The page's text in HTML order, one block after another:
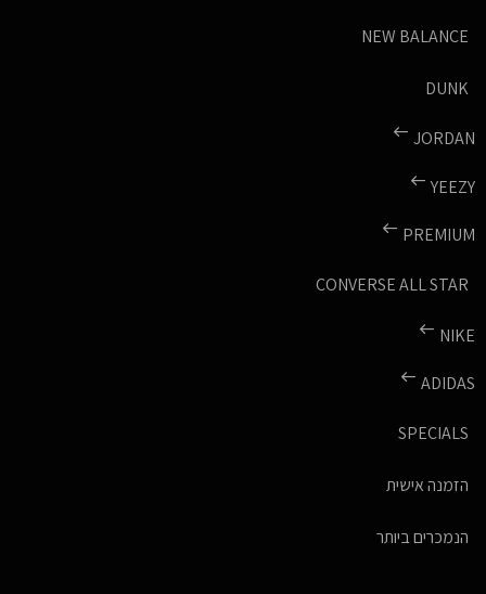
NEW BALANCE
DUNK
JORDAN
YEEZY
PREMIUM
CONVERSE ALL STAR
NIKE
ADIDAS
SPECIALS
הזמנה אישית
הנמכרים ביותר